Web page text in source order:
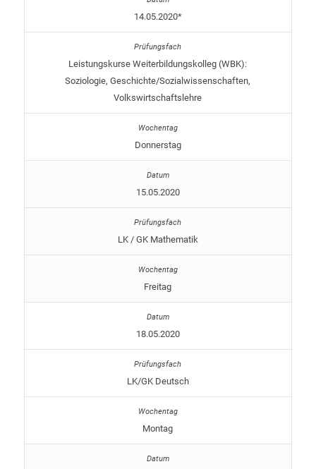
14.05.2020*
Leistungskurse Weiterbildungskolleg (WBK):
Soziologie, Geschichte/Sozialwissenschaften,
Volkswirtschaftslehre
Donnerstag
15.05.2020
LK / GK Mathematik
Freitag
18.05.2020
LK/GK Deutsch
Montag